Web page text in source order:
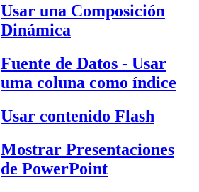
Usar una Composición
Dinámica
Fuente de Datos - Usar
uma coluna como índice
Usar contenido Flash
Mostrar Presentaciones
de PowerPoint